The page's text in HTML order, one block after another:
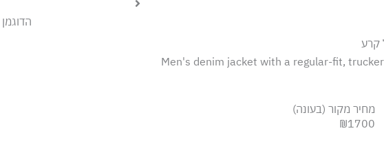
קרע
Men's denim jacket with a regular-fit,
מחיר מקור (בעונה)
₪1700
הדוגמן